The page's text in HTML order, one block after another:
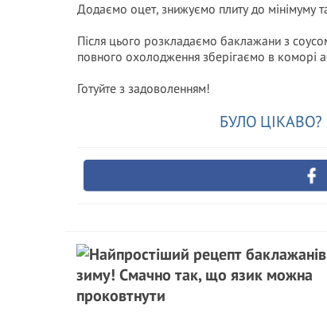
Додаємо оцет, знижуємо плиту до мінімуму
Після цього розкладаємо баклажани з
повного охолодження зберігаємо в коморі
Готуйте з задоволенням!
БУЛО